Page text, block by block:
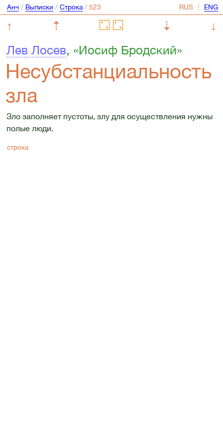
Анч/ Выписки / Строка/ ⋮
↑ ⇡ ⇣
↓
Лев Лосев, «Иосиф Бродский»
Несубстанциальность
зла
Зло заполняет пустоты, злу для осуществления нужны
полые люди.
строка